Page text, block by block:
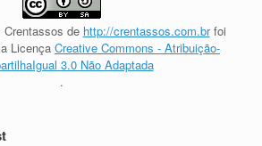
Crentassos de http://crentassos.com.brfoi
Licença Creative Commons - Atribuição-
3.0 Não Adaptada
.